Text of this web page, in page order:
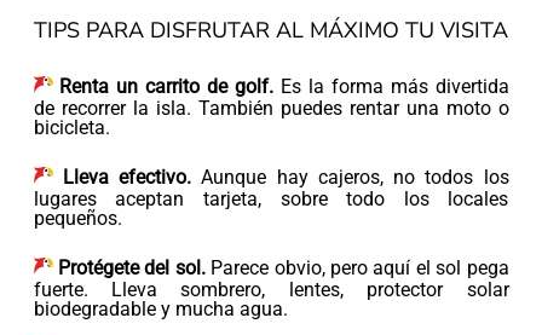
TIPS PARA DISFRUTAR AL MÁXIMO TU VISITA
Renta un carrito de golf. Es la forma más divertida
de recorrer la isla. También puedes rentar una moto o
bicicleta.
Lleva efectivo. Aunque hay cajeros, no todos los
lugares aceptan tarjeta, sobre todo los locales
pequeños.
Protégete del sol.Parece obvio, pero aquí el sol pega
fuerte. Lleva sombrero, lentes, protector solar
biodegradable y mucha agua.